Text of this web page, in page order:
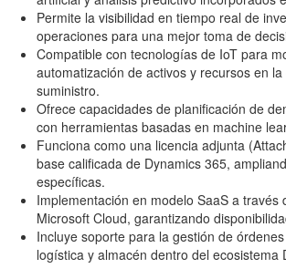
Permite la visibilidad en tiempo real de
operaciones para una mejor toma de
Compatible con tecnologías de IoT para
automatización de activos y recursos en
suministro.
Ofrece capacidades de planificación de
con herramientas basadas en machine
Funciona como una licencia adjunta
base calificada de Dynamics 365,
específicas.
Implementación en modelo SaaS a través
Microsoft Cloud, garantizando
Incluye soporte para la gestión de
logística y almacén dentro del ecosistema